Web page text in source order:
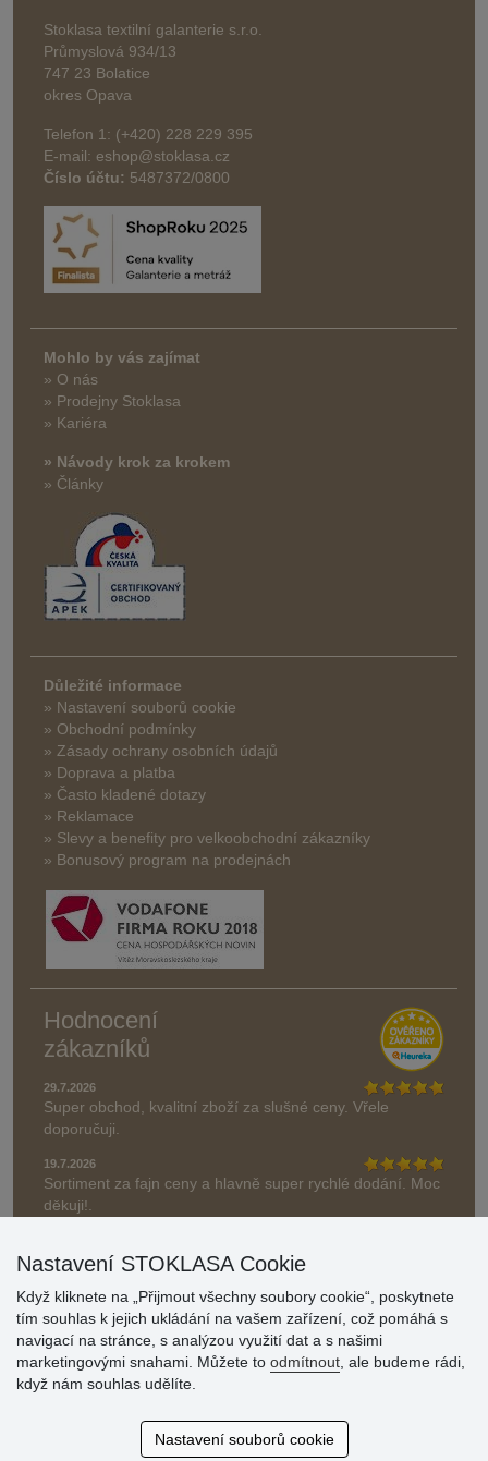
Stoklasa textilní galanterie s.r.o.
Průmyslová 934/13
747 23 Bolatice
okres Opava
Telefon 1: (+420) 228 229 395
E-mail: eshop@stoklasa.cz
Číslo účtu: 5487372/0800
Mohlo by vás zajímat
» O nás
» Prodejny Stoklasa
» Kariéra
» Návody krok za krokem
» Články
Důležité informace
» Nastavení souborů cookie
» Obchodní podmínky
» Zásady ochrany osobních údajů
» Doprava a platba
» Často kladené dotazy
» Reklamace
» Slevy a benefity pro velkoobchodní zákazníky
» Bonusový program na prodejnách
Hodnocení
zákazníků
29.7.2026
Super obchod, kvalitní zboží za slušné ceny. Vřele
doporučuji.
19.7.2026
Sortiment za fajn ceny a hlavně super rychlé dodání. Moc
děkuji!.
» Aktuálně 19084 recenzí
* Recenze neověřujeme
Nastavení STOKLASA Cookie
Když kliknete na „Přijmout všechny soubory cookie“, poskytnete
tím souhlas k jejich ukládání na vašem zařízení, což pomáhá s
navigací na stránce, s analýzou využití dat a s našimi
marketingovými snahami. Můžete to odmítnout , ale budeme rádi,
když nám souhlas udělíte.
Nastavení souborů cookie